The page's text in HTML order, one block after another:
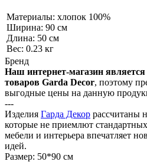
Материалы: хлопок 100%
Ширина: 90 см
Длина: 50 см
Вес: 0.23 кг
Бренд
Наш интернет-магазин
товаров Garda Decor, поэтому
выгодные цены на данную
---
Изделия Гарда Декор рассчитаны
которые не приемлют
мебели и интерьера впечатляет
идей.
Размер: 50*90 см